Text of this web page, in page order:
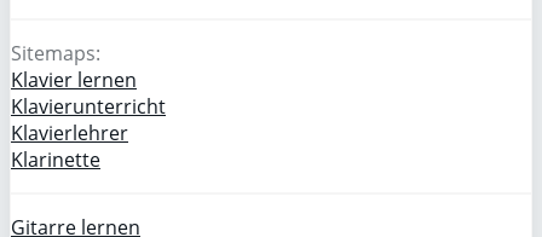
Sitemaps:
Klavier lernen
Klavierunterricht
Klavierlehrer
Klarinette
Gitarre lernen